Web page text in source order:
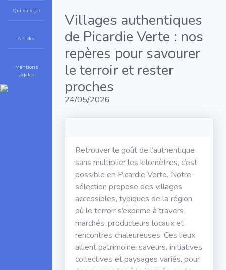
Qui suis-je?
Articles
Mentions
légales
Villages authentiques
de Picardie Verte : nos
repères pour savourer
le terroir et rester
proches
24/05/2026
Retrouver le goût de l’authentique
sans multiplier les kilomètres, c’est
possible en Picardie Verte. Notre
sélection propose des villages
accessibles, typiques de la région,
où le terroir s’exprime à travers
marchés, producteurs locaux et
rencontres chaleureuses. Ces lieux
allient patrimoine, saveurs, initiatives
collectives et paysages variés, pour